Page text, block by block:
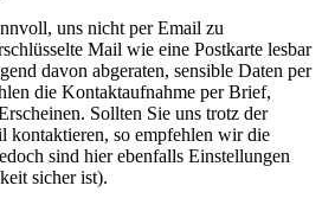
uns nicht per Email zu
Mail wie eine Postkarte lesbar
davon abgeraten, sensible Daten per
die Kontaktaufnahme per Brief,
Sollten Sie uns trotz der
kontaktieren, so empfehlen wir die
sind hier ebenfalls Einstellungen
sicher ist).